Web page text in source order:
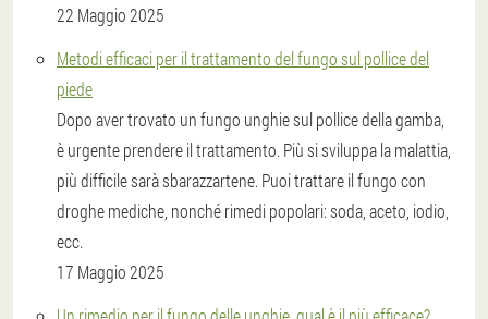
22 Maggio 2025
Metodi efficaci per il trattamento del fungo sul pollice del
piede
Dopo aver trovato un fungo unghie sul pollice della gamba,
è urgente prendere il trattamento. Più si sviluppa la malattia,
più difficile sarà sbarazzartene. Puoi trattare il fungo con
droghe mediche, nonché rimedi popolari: soda, aceto, iodio,
ecc.
17 Maggio 2025